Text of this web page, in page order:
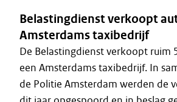
Belastingdienst verkoopt
Amsterdams taxibedrijf
De Belastingdienst verkoopt ruim
een Amsterdams taxibedrijf. In
de Politie Amsterdam werden de